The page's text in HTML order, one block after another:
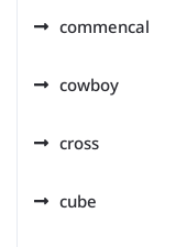
commencal
cowboy
cross
cube